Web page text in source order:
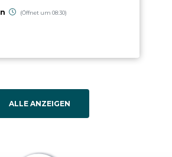
(Öffnet um 08:30)
ALLE ANZEIGEN